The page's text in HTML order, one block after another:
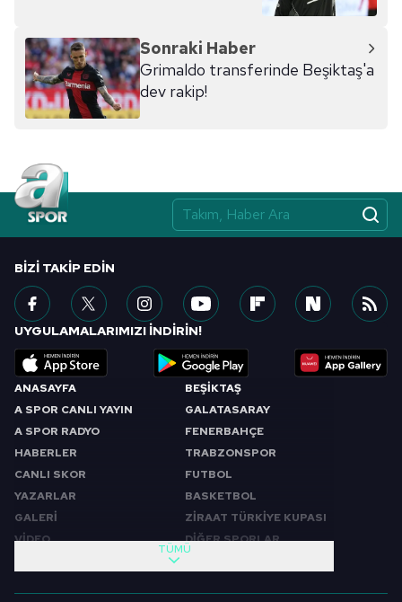
Sonraki Haber
Grimaldo transferinde Beşiktaş'a
dev rakip!
ANASAYFA
A SPOR CANLI YAYIN
A SPOR RADYO
HABERLER
CANLI SKOR
YAZARLAR
GALERİ
VİDEO
BEŞİKTAŞ
GALATASARAY
FENERBAHÇE
TRABZONSPOR
FUTBOL
BASKETBOL
ZİRAAT TÜRKİYE KUPASI
DİĞER SPORLAR
TÜMÜ
BIZI TAKIP EDIN
UYGULAMALARIMIZI İNDİRİN!